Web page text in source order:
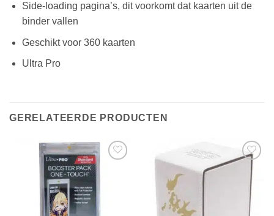
Side-loading pagina’s, dit voorkomt dat kaarten uit de
binder vallen
Geschikt voor 360 kaarten
Ultra Pro
GERELATEERDE PRODUCTEN